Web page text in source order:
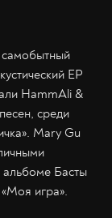
самобытный
EP
HammAli &
среди
Mary Gu
альбоме Басты
игра».